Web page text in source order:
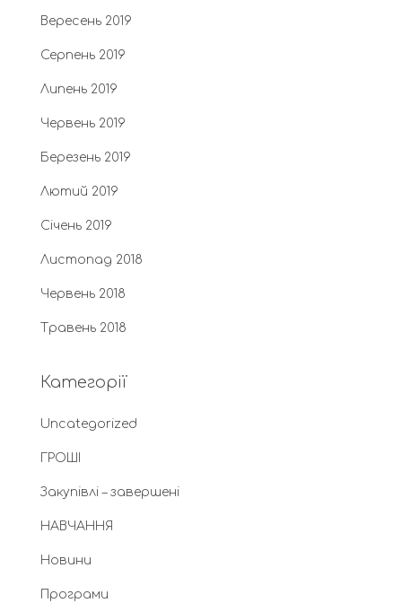
Вересень 2019
Серпень 2019
Липень 2019
Червень 2019
Березень 2019
Лютий 2019
Січень 2019
Листопад 2018
Червень 2018
Травень 2018
Категорії
Uncategorized
ГРОШІ
Закупівлі – завершені
НАВЧАННЯ
Новини
Програми